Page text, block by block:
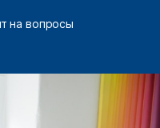
на вопросы